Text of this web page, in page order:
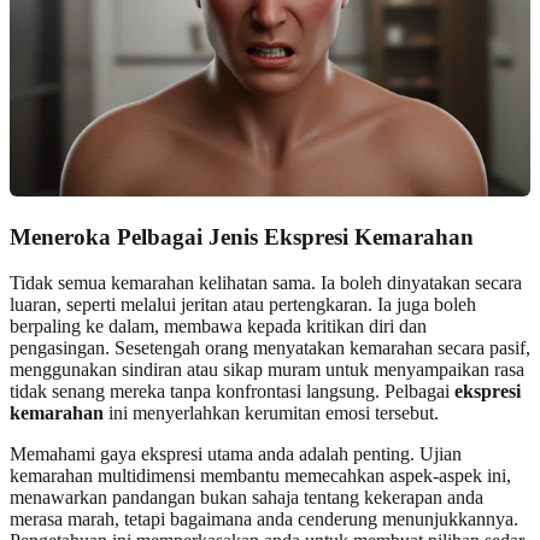
Meneroka Pelbagai Jenis Ekspresi Kemarahan
Tidak semua kemarahan kelihatan sama. Ia boleh dinyatakan secara
luaran, seperti melalui jeritan atau pertengkaran. Ia juga boleh
berpaling ke dalam, membawa kepada kritikan diri dan
pengasingan. Sesetengah orang menyatakan kemarahan secara pasif,
menggunakan sindiran atau sikap muram untuk menyampaikan rasa
tidak senang mereka tanpa konfrontasi langsung. Pelbagai ekspresi
kemarahan ini menyerlahkan kerumitan emosi tersebut.
Memahami gaya ekspresi utama anda adalah penting. Ujian
kemarahan multidimensi membantu memecahkan aspek-aspek ini,
menawarkan pandangan bukan sahaja tentang kekerapan anda
merasa marah, tetapi bagaimana anda cenderung menunjukkannya.